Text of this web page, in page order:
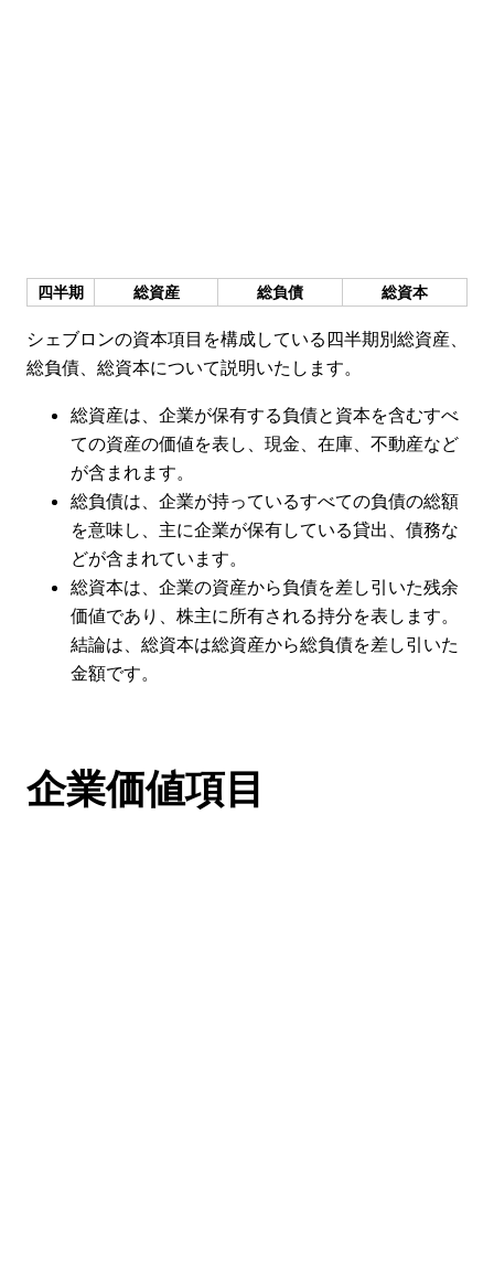
四半期 総資産 総負債 総資本
シェブロンの資本項目を構成している四半期別総資産、
総負債、総資本について説明いたします。
総資産は、企業が保有する負債と資本を含むすべ
ての資産の価値を表し、現金、在庫、不動産など
が含まれます。
総負債は、企業が持っているすべての負債の総額
を意味し、主に企業が保有している貸出、債務な
どが含まれています。
総資本は、企業の資産から負債を差し引いた残余
価値であり、株主に所有される持分を表します。
結論は、総資本は総資産から総負債を差し引いた
金額です。
企業価値項目